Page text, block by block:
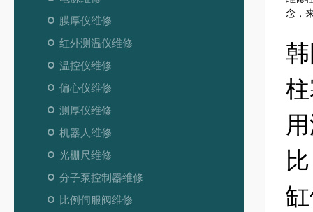
膜厚仪维修
红外测温仪维修
温控仪维修
偏心仪维修
测厚仪维修
机器人维修
光栅尺维修
分子泵控制器维修
比例伺服阀维修
念，